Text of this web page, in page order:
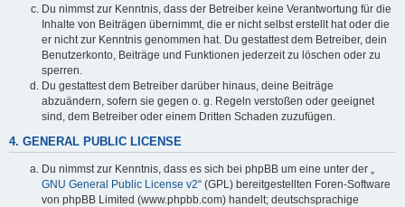
Du nimmst zur Kenntnis, dass der Betreiber keine Verantwortung für die
Inhalte von Beiträgen übernimmt, die er nicht selbst erstellt hat oder die
er nicht zur Kenntnis genommen hat. Du gestattest dem Betreiber, dein
Benutzerkonto, Beiträge und Funktionen jederzeit zu löschen oder zu
sperren.
Du gestattest dem Betreiber darüber hinaus, deine Beiträge
abzuändern, sofern sie gegen o. g. Regeln verstoßen oder geeignet
sind, dem Betreiber oder einem Dritten Schaden zuzufügen.
4. GENERAL PUBLIC LICENSE
Du nimmst zur Kenntnis, dass es sich bei phpBB um eine unter der „
GNU General Public License v2“ (GPL) bereitgestellten Foren-Software
von phpBB Limited (www.phpbb.com) handelt; deutschsprachige